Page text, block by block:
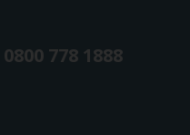
0800 778 1888